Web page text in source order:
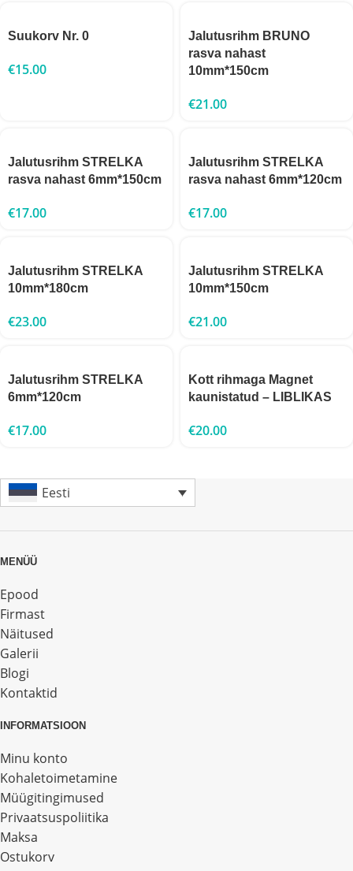
Suukorv Nr. 0
€15.00
Jalutusrihm BRUNO
rasva nahast
10mm*150cm
€21.00
Jalutusrihm STRELKA
rasva nahast 6mm*150cm
€17.00
Jalutusrihm STRELKA
rasva nahast 6mm*120cm
€17.00
Jalutusrihm STRELKA
10mm*180cm
€23.00
Jalutusrihm STRELKA
10mm*150cm
€21.00
Jalutusrihm STRELKA
6mm*120cm
€17.00
Kott rihmaga Magnet
kaunistatud – LIBLIKAS
€20.00
Eesti
MENÜÜ
Epood
Firmast
Näitused
Galerii
Blogi
Kontaktid
INFORMATSIOON
Minu konto
Kohaletoimetamine
Müügitingimused
Privaatsuspoliitika
Maksa
Ostukorv